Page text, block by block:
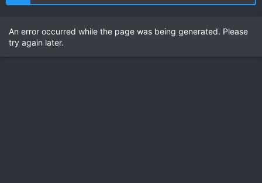
An error occurred while the page was being generated. Please
try again later.